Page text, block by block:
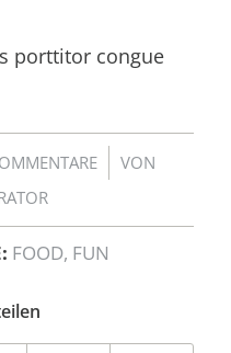
porttitor congue
/
VON
FOOD, FUN